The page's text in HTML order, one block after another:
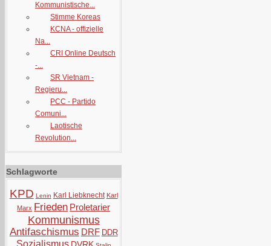
Kommunistische...
Stimme Koreas
KCNA - offizielle
Na...
CRI Online Deutsch
-...
SR Vietnam -
Regieru...
PCC - Partido
Comuni...
Laotische
Revolution...
Schlagworte
KPD Lenin Karl Liebknecht Karl
Marx Frieden Proletarier
Kommunismus
Antifaschismus DRF DDR
Sozialismus